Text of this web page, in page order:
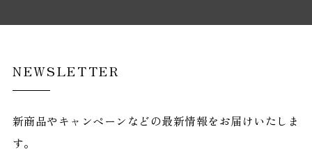
NEWSLETTER
新商品やキャンペーンなどの最新情報をお届けいたしま
す。